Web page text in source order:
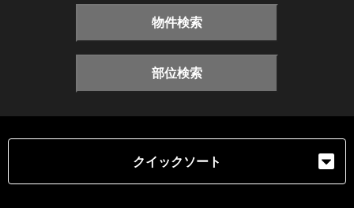
物件検索
部位検索
クイックソート